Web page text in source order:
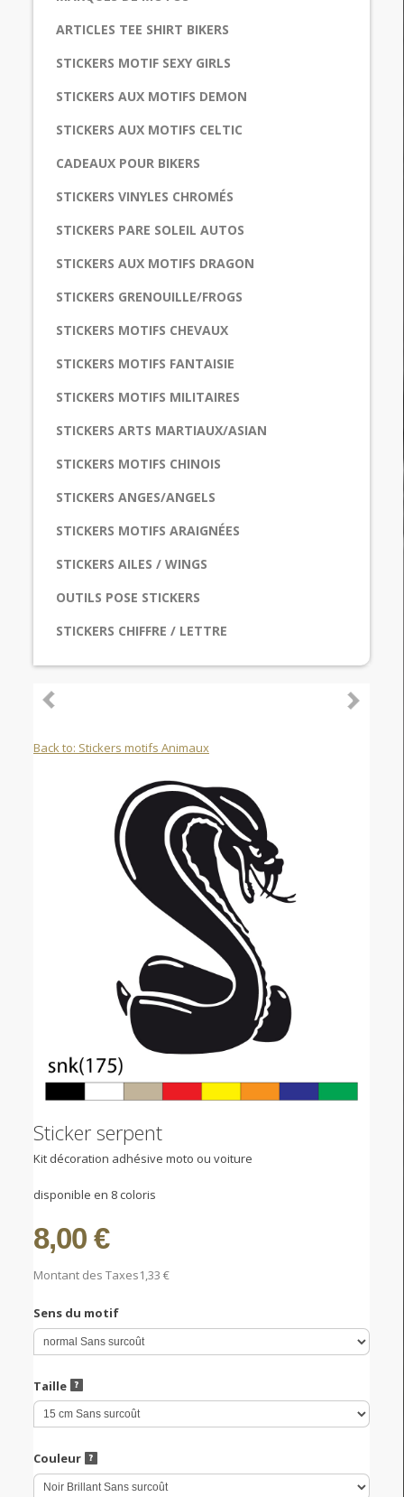
ARTICLES TEE SHIRT BIKERS
STICKERS MOTIF SEXY GIRLS
STICKERS AUX MOTIFS DEMON
STICKERS AUX MOTIFS CELTIC
CADEAUX POUR BIKERS
STICKERS VINYLES CHROMÉS
STICKERS PARE SOLEIL AUTOS
STICKERS AUX MOTIFS DRAGON
STICKERS GRENOUILLE/FROGS
STICKERS MOTIFS CHEVAUX
STICKERS MOTIFS FANTAISIE
STICKERS MOTIFS MILITAIRES
STICKERS ARTS MARTIAUX/ASIAN
STICKERS MOTIFS CHINOIS
STICKERS ANGES/ANGELS
STICKERS MOTIFS ARAIGNÉES
STICKERS AILES / WINGS
OUTILS POSE STICKERS
STICKERS CHIFFRE / LETTRE
Back to: Stickers motifs Animaux
Sticker serpent
Kit décoration adhésive moto ou voiture
disponible en 8 coloris
8,00 €
Montant des Taxes1,33 €
Sens du motif
Taille
Couleur